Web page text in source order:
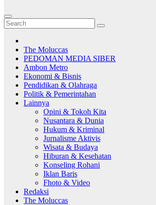
The Moluccas
PEDOMAN MEDIA SIBER
Ambon Metro
Ekonomi & Bisnis
Pendidikan & Olahraga
Politik & Pemerintahan
Lainnya
Opini & Tokoh Kita
Nusantara & Dunia
Hukum & Kriminal
Jurnalisme Aktivis
Wisata & Budaya
Hiburan & Kesehatan
Konseling Rohani
Iklan Baris
Fhoto & Video
Redaksi
The Moluccas